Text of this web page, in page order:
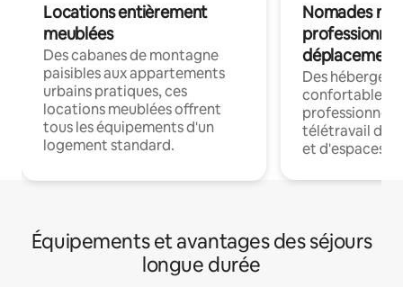
Locations entièrement
meublées
Des cabanes de montagne
paisibles aux appartements
urbains pratiques, ces
locations meublées offrent
tous les équipements d'un
logement standard.
Nomades
déplacement
Des
confortables
professionnels
télétravail
et d'espaces
Équipements et avantages des séjours
longue durée